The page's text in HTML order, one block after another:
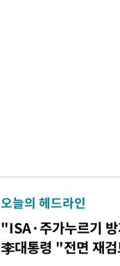
오늘의 헤드라인
"ISA·주가누르기
李대통령 "전면 재